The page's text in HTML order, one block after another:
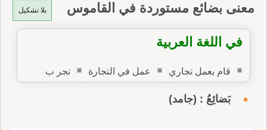
بلا تشكيل معنى بضائع مستوردة في القاموس
في اللغة العربية
قام بعمل تجاري عمل في التجارة تجر ب
بَضائِعُ : (جامد)